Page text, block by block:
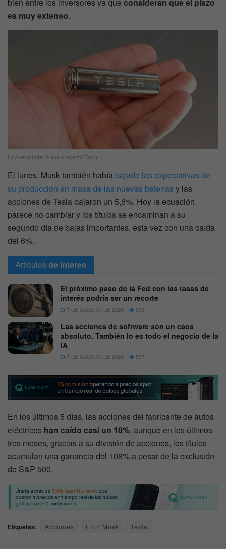
bien entre los inversores ya que consideran que el plazo
es muy extenso.
La nueva batería que presentó Tesla.
El lunes, Musk también había bajado las expectativas de
su producción en masa de las nuevas bateríasy las
acciones de Tesla bajaron un 5,6%. Hoy la ecuación
parece no cambiar y los títulos se encaminan a su
segundo día de bajas importantes, esta vez con una caída
del 6%.
Articulosde interes
El próximo paso de la Fed con las tasas de
interés podría ser un recorte
7 DE AGOSTO DE 2026 598
Las acciones de software son un caos
absoluto. También lo es todo el negocio de la
IA
7 DE AGOSTO DE 2026 567
En los últimos 5 días, las acciones del fabricante de autos
eléctricos han caído casi un 10%, aunque en los últimos
tres meses, gracias a su división de acciones, los títulos
acumulan una ganancia del 108% a pesar de la exclusión
de S&P 500.
Etiquetas: Acciones Elon Musk Tesla